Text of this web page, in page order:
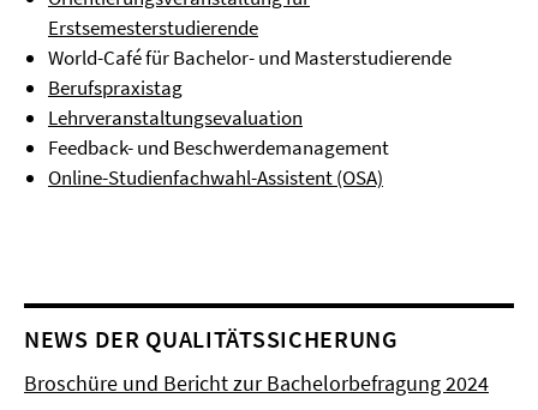
Erstsemesterstudierende
World-Café für Bachelor- und Masterstudierende
Berufspraxistag
Lehrveranstaltungsevaluation
Feedback- und Beschwerdemanagement
Online-Studienfachwahl-Assistent (OSA)
NEWS DER QUALITÄTSSICHERUNG
Broschüre und Bericht zur Bachelorbefragung 2024